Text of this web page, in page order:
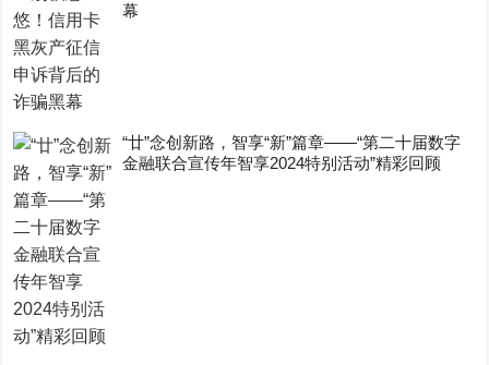
幕
“廿”念创新路，智享“新”篇章——“第二十届数字
金融联合宣传年智享2024特别活动”精彩回顾